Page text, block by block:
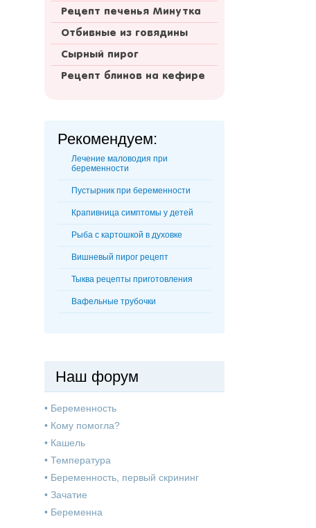
Рецепт печенья Минутка
Отбивные из говядины
Сырный пирог
Рецепт блинов на кефире
Рекомендуем:
Лечение маловодия при
беременности
Пустырник при беременности
Крапивница симптомы у детей
Рыба с картошкой в духовке
Вишневый пирог рецепт
Тыква рецепты приготовления
Вафельные трубочки
Наш форум
• Беременность
• Кому помогла?
• Кашель
• Температура
• Беременность, первый скрининг
• Зачатие
• Беременна